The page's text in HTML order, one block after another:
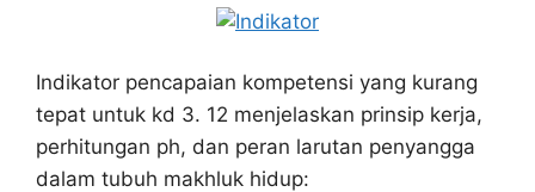
Indikator pencapaian kompetensi yang kurang
tepat untuk kd 3. 12 menjelaskan prinsip kerja,
perhitungan ph, dan peran larutan penyangga
dalam tubuh makhluk hidup: